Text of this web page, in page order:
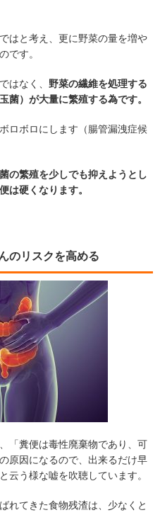
はと考え、更に野菜の量を増や
です。
はなく、 野菜の繊維を処理する
菌）が大量に繁殖する為です。
ロボロにします（腸管漏洩症候
の繁殖を少しでも抑えようとし
は硬くなります。
のリスクを高める
「糞便は毒性廃棄物であり、可
原因になるので、出来るだけ早
云う様な嘘を吹聴しています。
れてきた食物残渣は、少なくと